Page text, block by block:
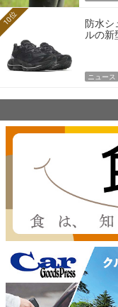
防水シ
ルの新
10位
ニュース